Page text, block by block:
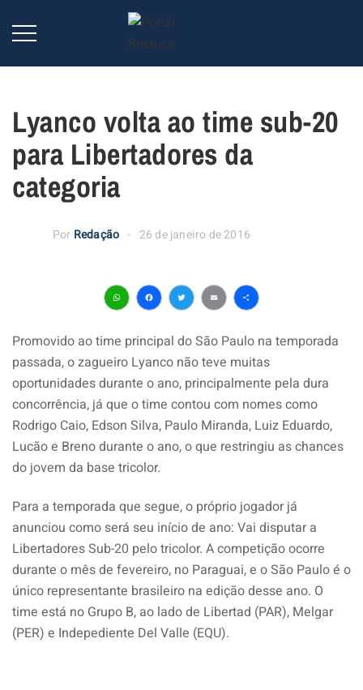
Lyanco volta ao time sub-20
para Libertadores da
categoria
Por Redação 26 de janeiro de 2016
WhatsApp
Facebook
Twitter
EmailShare
Promovido ao time principal do São Paulo na temporada
passada, o zagueiro Lyanco não teve muitas
oportunidades durante o ano, principalmente pela dura
concorrência, já que o time contou com nomes como
Rodrigo Caio, Edson Silva, Paulo Miranda, Luiz Eduardo,
Lucão e Breno durante o ano, o que restringiu as chances
do jovem da base tricolor.
Para a temporada que segue, o próprio jogador já
anunciou como será seu início de ano: Vai disputar a
Libertadores Sub-20 pelo tricolor. A competição ocorre
durante o mês de fevereiro, no Paraguai, e o São Paulo é o
único representante brasileiro na edição desse ano. O
time está no Grupo B, ao lado de Libertad (PAR), Melgar
(PER) e Indepediente Del Valle (EQU).